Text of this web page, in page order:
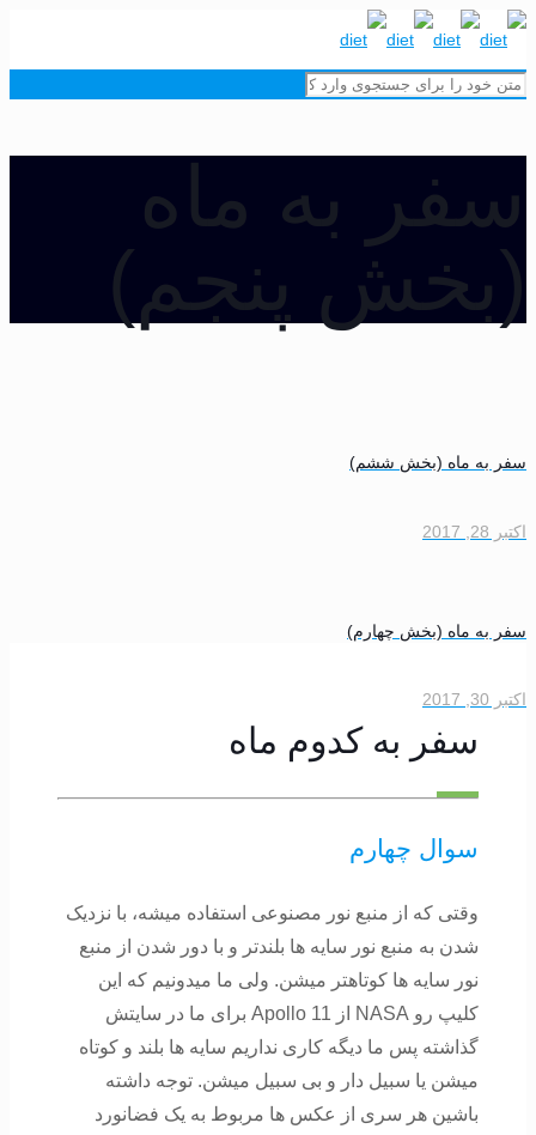
به ماه
پنجم)
به ماه (بخش ششم)
به ماه (بخش چهارم)
سفر به کدوم ماه
سوال چهارم
وقتی که از منبع نور مصنوعی استفاده میشه، با نزدیک
شدن به منبع نور سایه ها بلندتر و با دور شدن از منبع
نور سایه ها کوتاهتر میشن. ولی ما میدونیم که این
کلیپ رو NASA از Apollo 11 برای ما در سایتش
گذاشته پس ما دیگه کاری نداریم سایه ها بلند و کوتاه
میشن یا سبیل دار و بی سبیل میشن. توجه داشته
باشین هر سری از عکس ها مربوط به یک فضانورد